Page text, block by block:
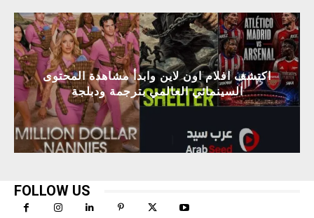
اكتشف افلام اون لاين وابدأ مشاهدة المحتوى
السينمائي العالمي بترجمة ودبلجة
FOLLOW US